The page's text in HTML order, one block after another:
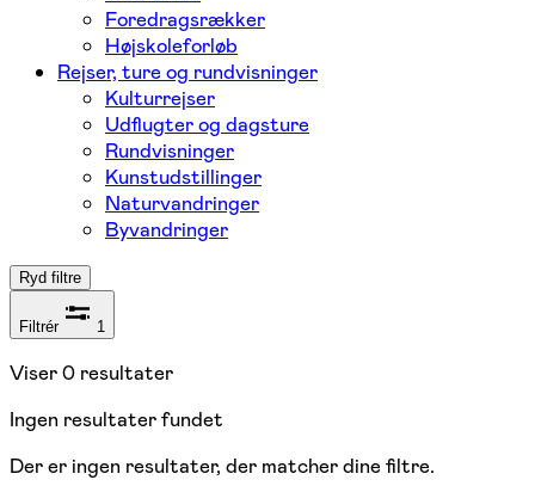
Foredragsrækker
Højskoleforløb
Rejser, ture og rundvisninger
Kulturrejser
Udflugter og dagsture
Rundvisninger
Kunstudstillinger
Naturvandringer
Byvandringer
Ryd filtre
Filtrér 1
Viser0 resultater
Ingen resultater fundet
Der er ingen resultater, der matcher dine filtre.